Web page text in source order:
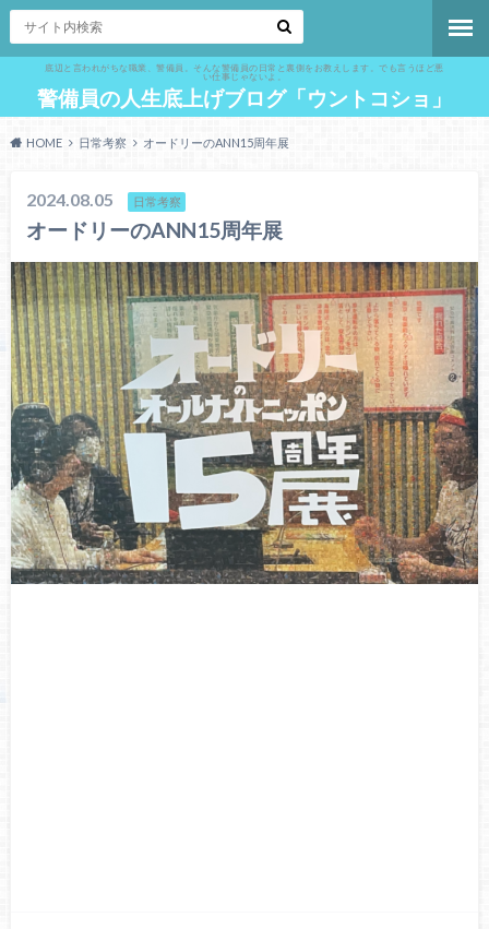
底辺と言われがちな職業、警備員。そんな警備員の日常と裏側をお教えします。でも言うほど悪
い仕事じゃないよ。
警備員の人生底上げブログ「ウントコショ」
HOME 日常考察 オードリーのANN15周年展
2024.08.05 日常考察
オードリーのANN15周年展